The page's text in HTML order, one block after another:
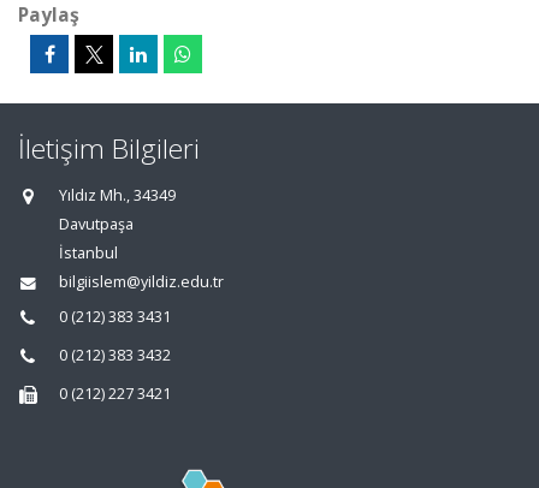
Paylaş
İletişim Bilgileri
Yıldız Mh., 34349
Davutpaşa
İstanbul
bilgiislem@yildiz.edu.tr
0 (212) 383 3431
0 (212) 383 3432
0 (212) 227 3421